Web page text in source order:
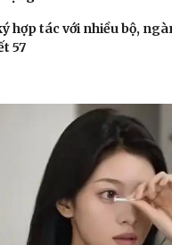
hợp tác với nhiều bộ,
57